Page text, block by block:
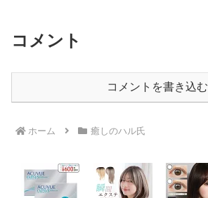
コメント
コメントを書き込む
ホーム 癒しのハル氏